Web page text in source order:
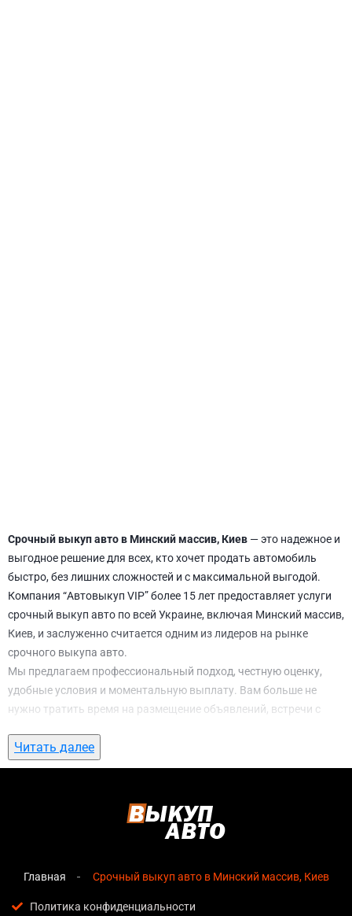
Срочный выкуп авто в Минский массив, Киев — это надежное и
выгодное решение для всех, кто хочет продать автомобиль
быстро, без лишних сложностей и с максимальной выгодой.
Компания “Автовыкуп VIP” более 15 лет предоставляет услуги
срочный выкуп авто по всей Украине, включая Минский массив,
Киев, и заслуженно считается одним из лидеров на рынке
срочного выкупа авто.
Мы предлагаем профессиональный подход, честную оценку,
удобные условия и моментальную выплату. Вам больше не
нужно тратить время на размещение объявлений, встречи с
ожидание. С нами вы можете
массив, Киеввсего за 1 день.
срочный выкуп авто в Минский массив,
Мгновенная оценка— предварительная стоимость
озвучивается сразу после обращения, без скрытых
Читать далее
Главная Срочный выкуп авто в Минский массив, Киев
Политика конфиденциальности